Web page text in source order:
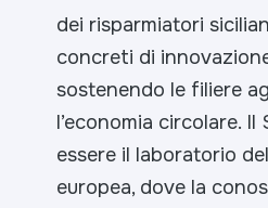
dei risparmiatori
concreti di
sostenendo le filiere
l’economia circolare.
essere il laboratorio
europea, dove la